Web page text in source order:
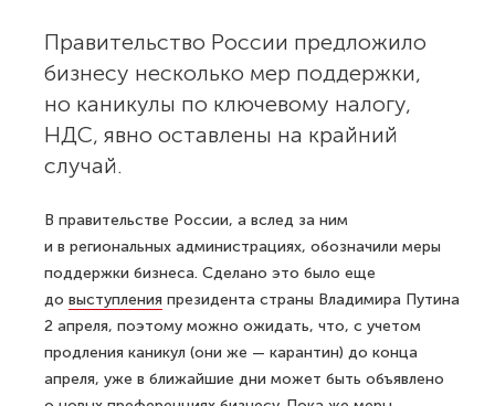
Правительство России предложило
бизнесу несколько мер поддержки,
но каникулы по ключевому налогу,
НДС, явно оставлены на крайний
случай.
В правительстве России, а вслед за ним
и в региональных администрациях, обозначили меры
поддержки бизнеса. Сделано это было еще
до выступления президента страны Владимира Путина
2 апреля, поэтому можно ожидать, что, с учетом
продления каникул (они же — карантин) до конца
апреля, уже в ближайшие дни может быть объявлено